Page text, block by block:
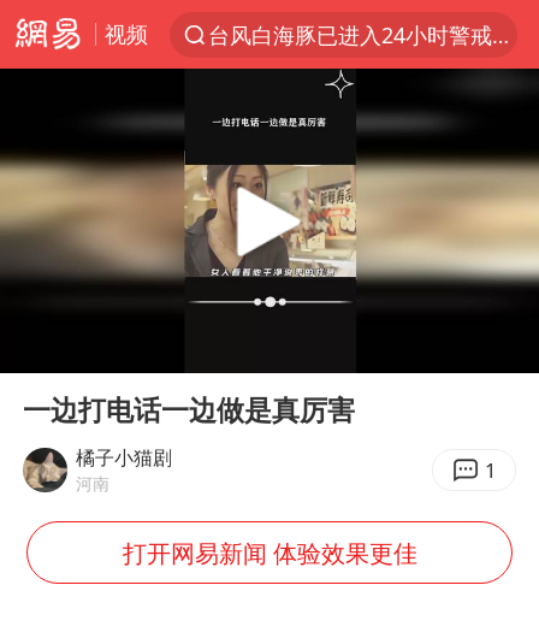
视频
台风白海豚已进入24小时警戒线
泉州市委书记张毅恭被查
秘鲁和墨西哥宣布恢复外交关系
多地严查未成年飙车炸街
胜宏科技：股票交易异常波动
老中医：立秋后养心是关键
Play
一边打电话一边做是真厉害
橘子小猫剧
河南 1
打开网易新闻 体验效果更佳